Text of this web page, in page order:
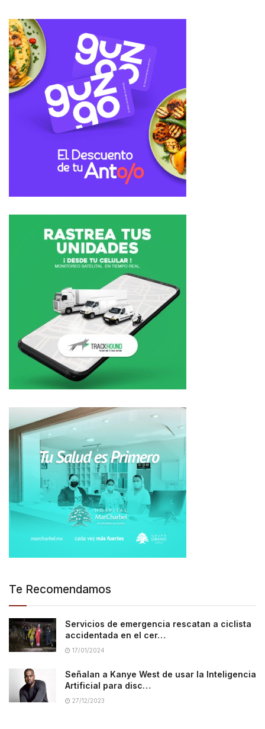
Te Recomendamos
Servicios de emergencia rescatan a ciclista
accidentada en el cer…
17/01/2024
Señalan a Kanye West de usar la Inteligencia
Artificial para disc…
27/12/2023